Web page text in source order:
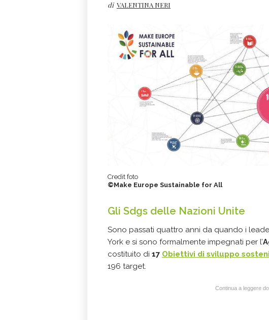
di VALENTINA NERI
Credit foto
©Make Europe Sustainable for All
Gli Sdgs delle Nazioni Unite
Sono passati quattro anni da quando i
York e si sono formalmente impegnati per l’
costituito di 17 Obiettivi di sviluppo
196 target.
Continua a leggere